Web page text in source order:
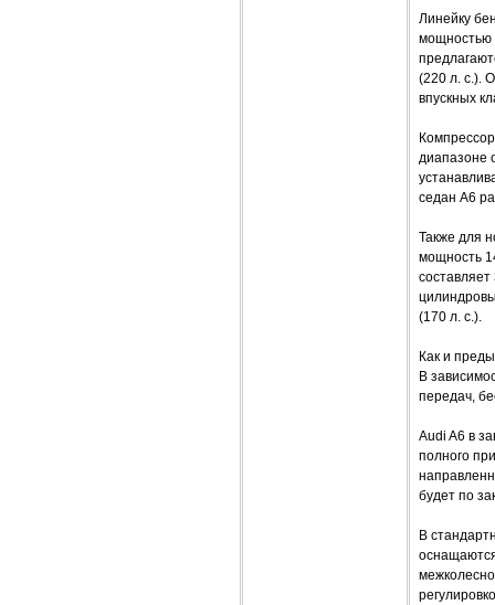
Линейку
мощностью
(220 л. с.).
впускных
диапазоне
седан A6
Также для
мощность
(170 л. с.).
Как и
В
передач,
Audi A6 в
полного
будет по
В